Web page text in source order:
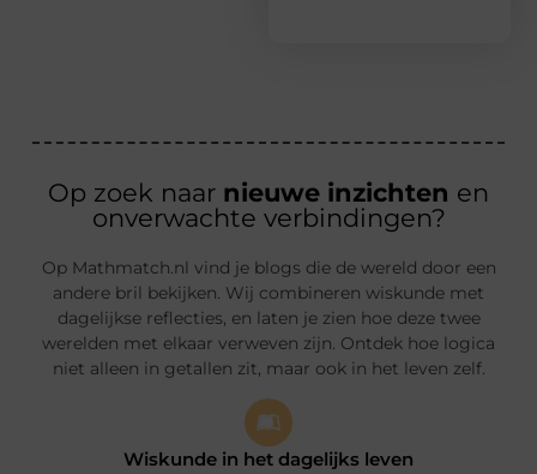
Op zoek naar nieuwe inzichten en
onverwachte verbindingen?
Op Mathmatch.nl vind je blogs die de wereld door een
andere bril bekijken. Wij combineren wiskunde met
dagelijkse reflecties, en laten je zien hoe deze twee
werelden met elkaar verweven zijn. Ontdek hoe logica
niet alleen in getallen zit, maar ook in het leven zelf.
Wiskunde in het dagelijks leven